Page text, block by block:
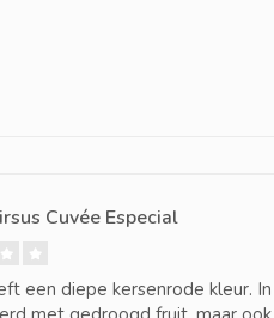
Cuvée Especial
een diepe kersenrode kleur.